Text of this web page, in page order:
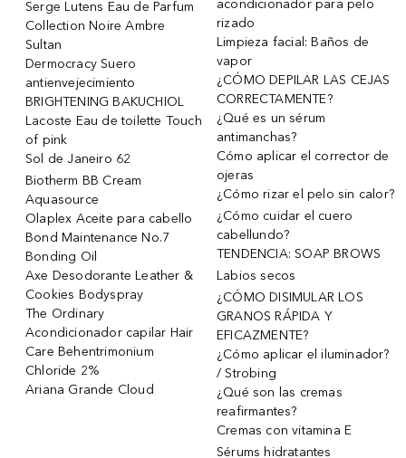
Serge Lutens Eau de Parfum
Collection Noire Ambre
Sultan
Dermocracy Suero
antienvejecimiento
BRIGHTENING BAKUCHIOL
Lacoste Eau de toilette Touch
of pink
Sol de Janeiro 62
Biotherm BB Cream
Aquasource
Olaplex Aceite para cabello
Bond Maintenance No.7
Bonding Oil
Axe Desodorante Leather &
Cookies Bodyspray
The Ordinary
Acondicionador capilar Hair
Care Behentrimonium
Chloride 2%
Ariana Grande Cloud
acondicionador para pelo
rizado
Limpieza facial: Baños de
vapor
¿CÓMO DEPILAR LAS CEJAS
CORRECTAMENTE?
¿Qué es un sérum
antimanchas?
Cómo aplicar el corrector de
ojeras
¿Cómo rizar el pelo sin calor?
¿Cómo cuidar el cuero
cabellundo?
TENDENCIA: SOAP BROWS
Labios secos
¿CÓMO DISIMULAR LOS
GRANOS RÁPIDA Y
EFICAZMENTE?
¿Cómo aplicar el iluminador?
/ Strobing
¿Qué son las cremas
reafirmantes?
Cremas con vitamina E
Sérums hidratantes